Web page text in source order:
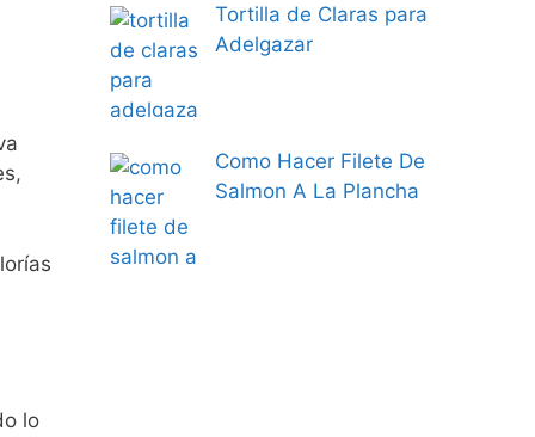
lo
Tortilla de Claras para
Adelgazar
Como Hacer Filete De
Salmon A La Plancha